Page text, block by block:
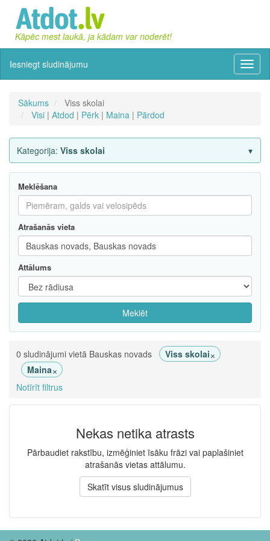
Kāpēc mest laukā, ja kādam var noderēt!
Iesniegt sludinājumu
Sākums
Viss skolai
Visi | Atdod | Pērk | Maina | Pārdod
Kategorija: Viss skolai
Meklēšana
Atrašanās vieta
Attālums
Meklēt
0 sludinājumi vietā Bauskas novads Viss skolai×
Maina×
Notīrīt filtrus
Nekas netika atrasts
Pārbaudiet rakstību, izmēģiniet īsāku frāzi vai paplašiniet
atrašanās vietas attālumu.
Skatīt visus sludinājumus